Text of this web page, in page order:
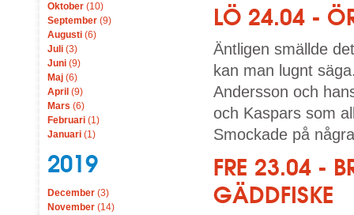
Oktober (10)
September (9)
Augusti (6)
Juli (3)
Juni (9)
Maj (6)
April (9)
Mars (6)
Februari (1)
Januari (1)
2019
December (3)
November (14)
LÖ 24.04 -
Äntligen smällde
kan man lugnt
Andersson och
och Kaspars som
Smockade på
FRE 23.04 -
GÄDDFISKE